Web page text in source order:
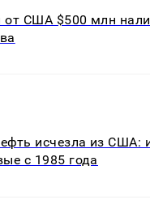
от США $500 млн
исчезла из США:
с 1985 года